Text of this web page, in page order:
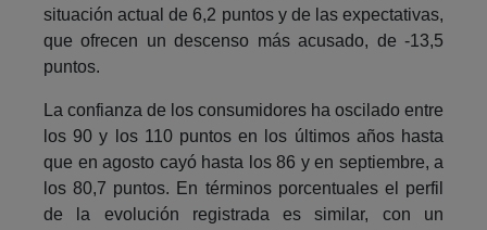
situación actual de 6,2 puntos y de las expectativas,
que ofrecen un descenso más acusado, de -13,5
puntos.
La confianza de los consumidores ha oscilado entre
los 90 y los 110 puntos en los últimos años hasta
que en agosto cayó hasta los 86 y en septiembre, a
los 80,7 puntos. En términos porcentuales el perfil
de la evolución registrada es similar, con un